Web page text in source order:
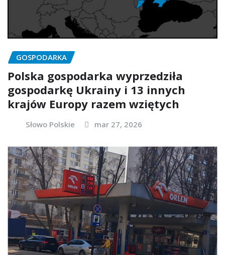
GOSPODARKA
Polska gospodarka wyprzedziła
gospodarkę Ukrainy i 13 innych
krajów Europy razem wziętych
Słowo Polskie mar 27, 2026